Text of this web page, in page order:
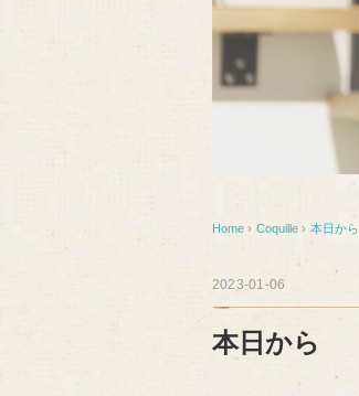
Home › Coquille › 本日から
2023-01-06
本日から